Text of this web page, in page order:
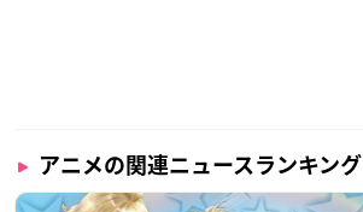
アニメの関連ニュースランキング